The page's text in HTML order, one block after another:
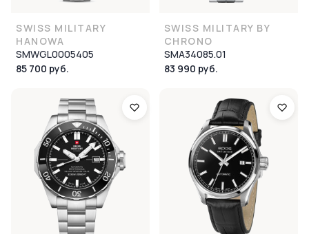
SWISS MILITARY
HANOWA
SMWGL0005405
85 700 руб.
SWISS MILITARY BY
CHRONO
SMA34085.01
83 990 руб.